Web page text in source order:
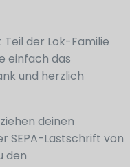
der Lok-Familie
einfach das
und herzlich
deinen
SEPA-Lastschrift von
den